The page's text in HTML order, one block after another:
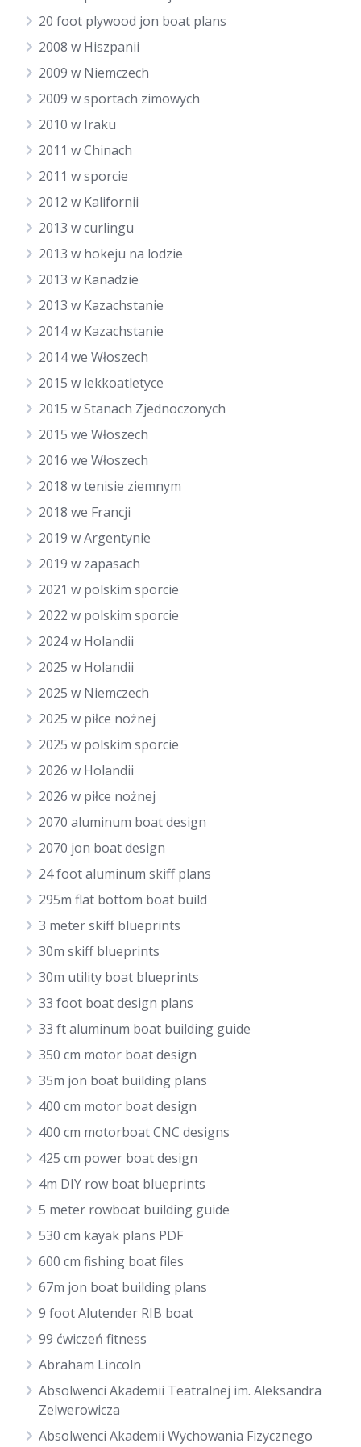
20 foot plywood jon boat plans
2008 w Hiszpanii
2009 w Niemczech
2009 w sportach zimowych
2010 w Iraku
2011 w Chinach
2011 w sporcie
2012 w Kalifornii
2013 w curlingu
2013 w hokeju na lodzie
2013 w Kanadzie
2013 w Kazachstanie
2014 w Kazachstanie
2014 we Włoszech
2015 w lekkoatletyce
2015 w Stanach Zjednoczonych
2015 we Włoszech
2016 we Włoszech
2018 w tenisie ziemnym
2018 we Francji
2019 w Argentynie
2019 w zapasach
2021 w polskim sporcie
2022 w polskim sporcie
2024 w Holandii
2025 w Holandii
2025 w Niemczech
2025 w piłce nożnej
2025 w polskim sporcie
2026 w Holandii
2026 w piłce nożnej
2070 aluminum boat design
2070 jon boat design
24 foot aluminum skiff plans
295m flat bottom boat build
3 meter skiff blueprints
30m skiff blueprints
30m utility boat blueprints
33 foot boat design plans
33 ft aluminum boat building guide
350 cm motor boat design
35m jon boat building plans
400 cm motor boat design
400 cm motorboat CNC designs
425 cm power boat design
4m DIY row boat blueprints
5 meter rowboat building guide
530 cm kayak plans PDF
600 cm fishing boat files
67m jon boat building plans
9 foot Alutender RIB boat
99 ćwiczeń fitness
Abraham Lincoln
Absolwenci Akademii Teatralnej im. Aleksandra
Zelwerowicza
Absolwenci Akademii Wychowania Fizycznego